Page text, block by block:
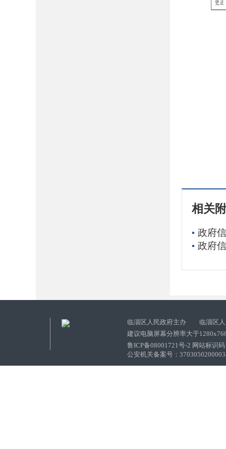
相关
政府
政府
临淄区人民政府主办 临淄区人
建议电脑屏幕分辨率大于
鲁ICP备08001721号-2 网站标识
公安机关备案号：